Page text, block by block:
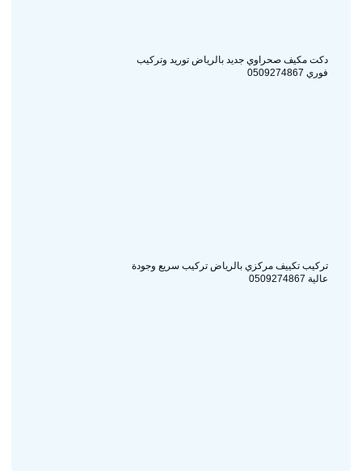
دكت مكيف صحراوي جديد بالرياض توريد وتركيب
فوري 0509274867
تركيب تكييف مركزي بالرياض تركيب سريع وجودة
عالية 0509274867